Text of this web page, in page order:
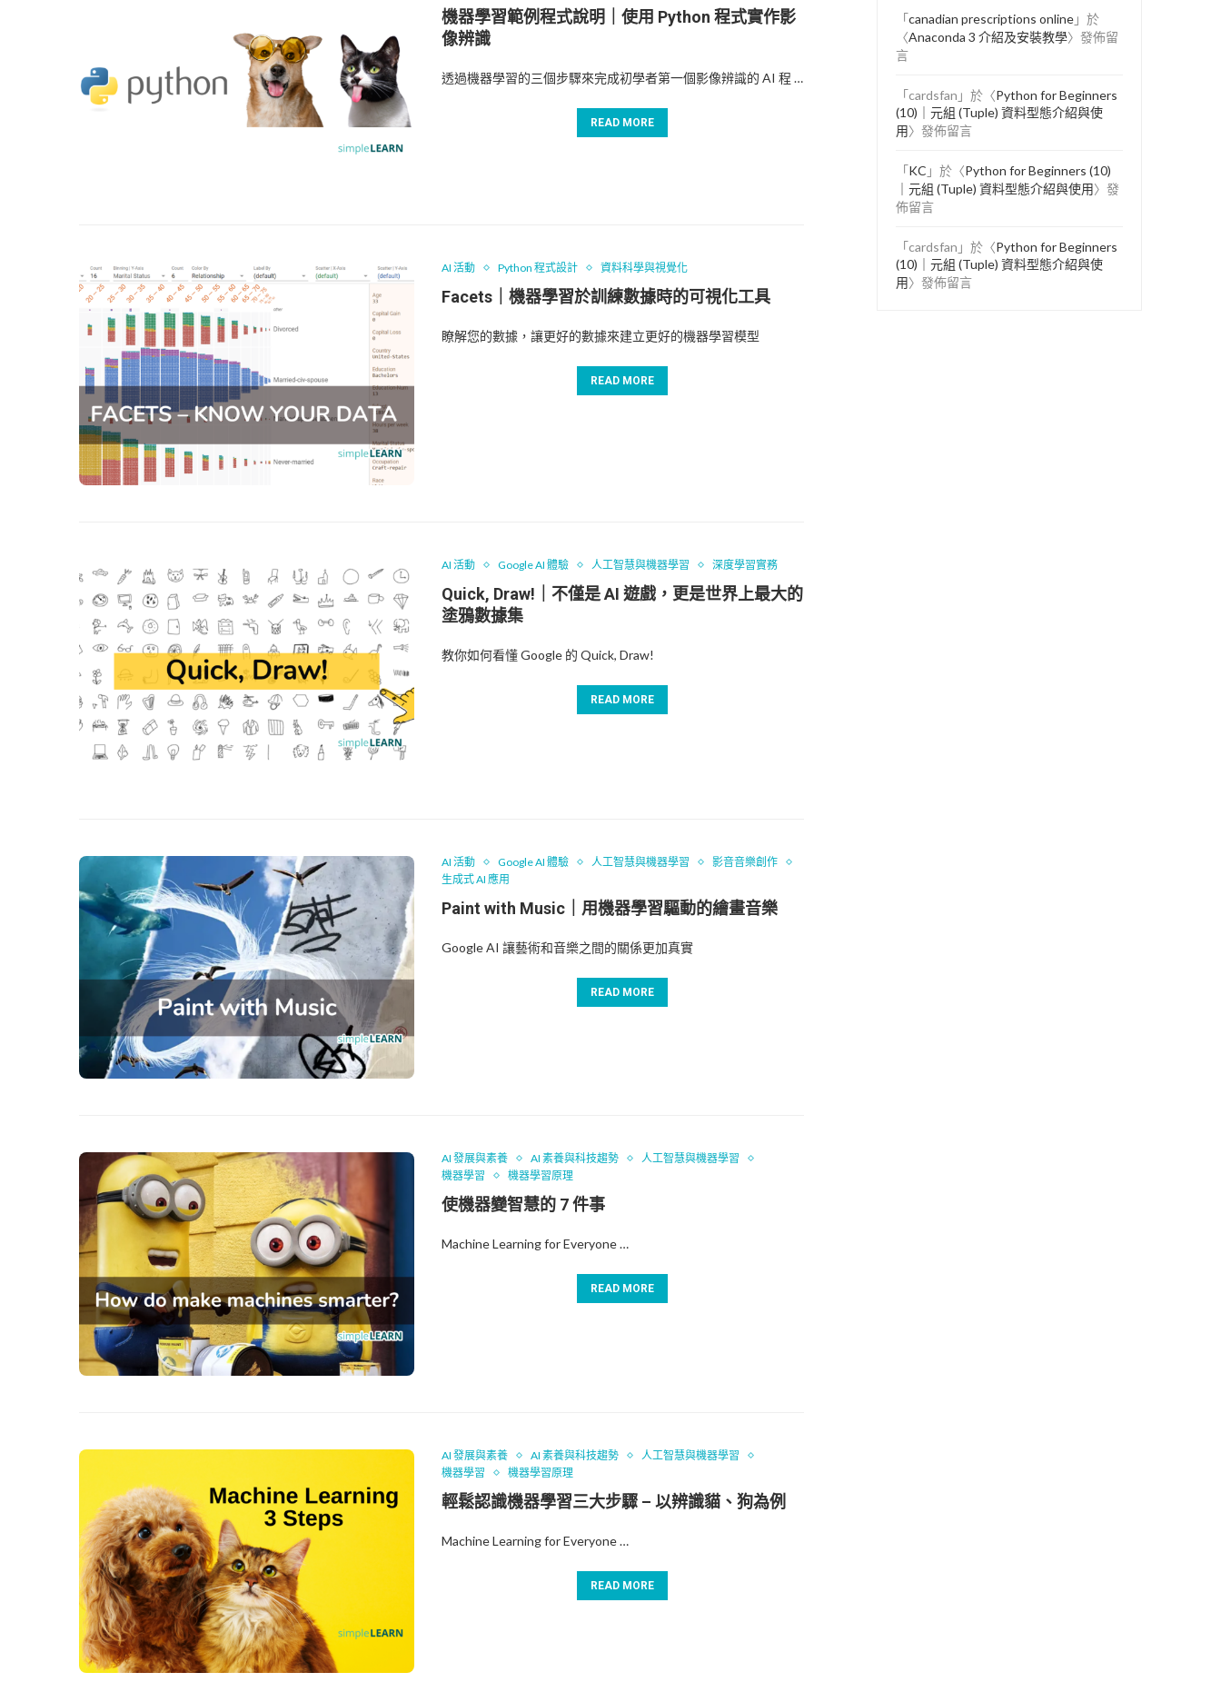
機器學習範例程式說明｜使用 Python 程式實作影
像辨識
透過機器學習的三個步驟來完成初學者第一個影像辨識的 AI 程 …
READ MORE
AI 活動 Python 程式設計 資料科學與視覺化
Facets｜機器學習於訓練數據時的可視化工具
瞭解您的數據，讓更好的數據來建立更好的機器學習模型
READ MORE
AI 活動 Google AI 體驗 人工智慧與機器學習 深度學習實務
Quick, Draw!｜不僅是 AI 遊戲，更是世界上最大的
塗鴉數據集
教你如何看懂 Google 的 Quick, Draw!
READ MORE
AI 活動 Google AI 體驗 人工智慧與機器學習
影音音樂創作
生成式 AI 應用
Paint with Music｜用機器學習驅動的繪畫音樂
Google AI 讓藝術和音樂之間的關係更加真實
READ MORE
AI 發展與素養 AI 素養與科技趨勢
人工智慧與機器學習
機器學習
機器學習原理
使機器變智慧的 7 件事
Machine Learning for Everyone …
READ MORE
AI 發展與素養 AI 素養與科技趨勢
人工智慧與機器學習
機器學習
機器學習原理
輕鬆認識機器學習三大步驟 – 以辨識貓、狗為例
Machine Learning for Everyone …
READ MORE
「canadian prescriptions online」於
〈Anaconda 3 介紹及安裝教學〉發佈留
言
「cardsfan 」於〈Python for Beginners
(10)｜元組 (Tuple) 資料型態介紹與使
用〉發佈留言
「KC 」於〈Python for Beginners (10)
｜元組 (Tuple) 資料型態介紹與使用〉發
佈留言
「cardsfan 」於〈Python for Beginners
(10)｜元組 (Tuple) 資料型態介紹與使
用〉發佈留言